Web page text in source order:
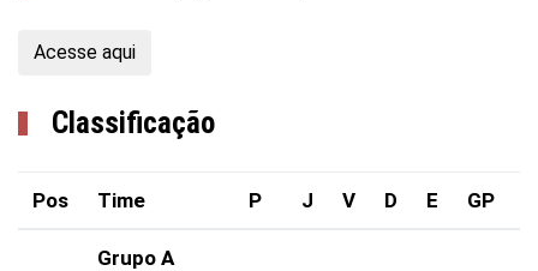
Acesse aqui
Classificação
Pos Time P J V D E GP
Grupo A